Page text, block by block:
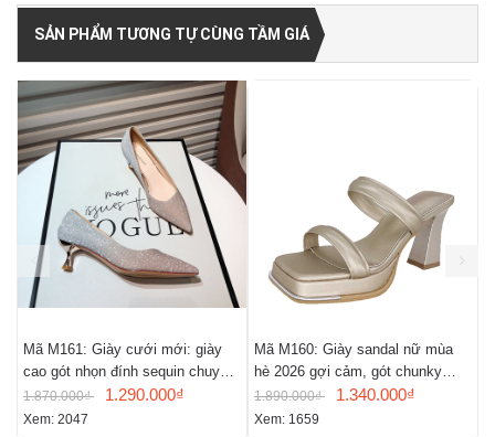
SẢN PHẨM TƯƠNG TỰ CÙNG TẦM GIÁ
Mã M161: Giày cưới mới: giày
cao gót nhọn đính sequin chuyển
màu, giày mũi nhọn gợi cảm
1.870.000₫ 1.290.000₫
Xem: 2047
Mã M160: Giày sandal nữ mùa
hè 2026 gợi cảm, gót chunky
kiểu Pháp, mũi vuông, hở mũi
1.890.000₫ 1.340.000₫
Xem: 1659